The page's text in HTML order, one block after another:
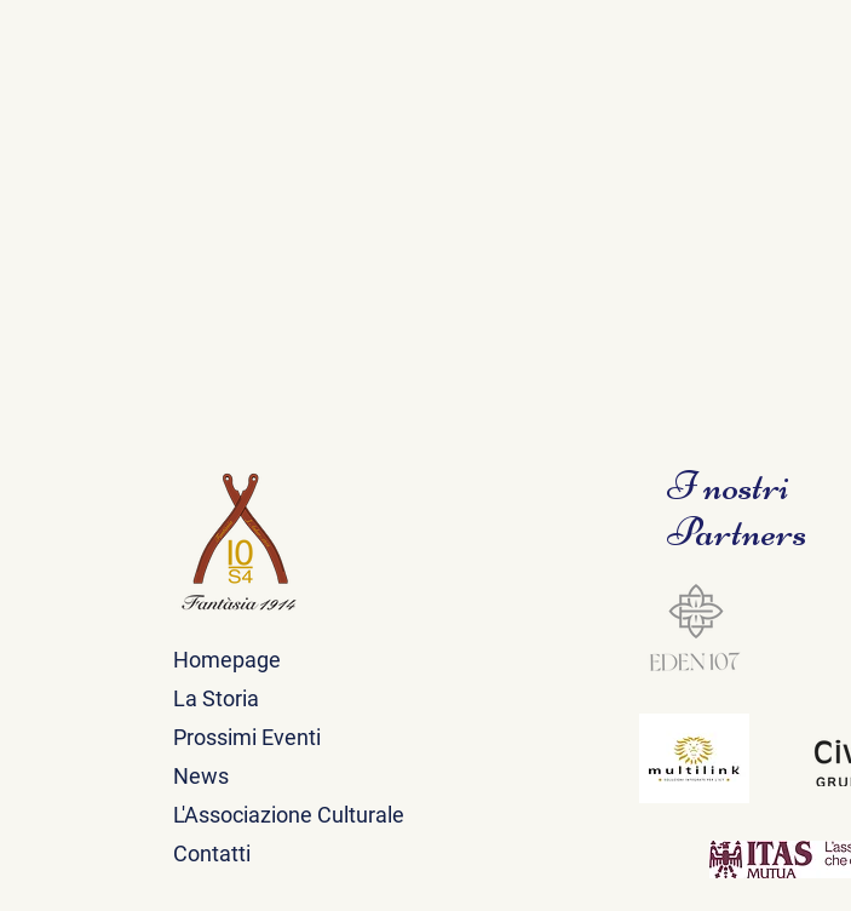
Homepage
La Storia
Prossimi Eventi
News
L'Associazione Culturale
Contatti
I nostri
Partners